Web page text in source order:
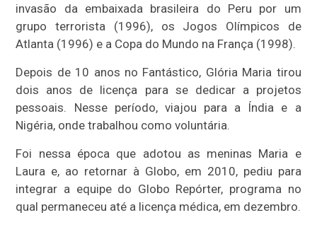
invasão da embaixada brasileira do Peru por um
grupo terrorista (1996), os Jogos Olímpicos de
Atlanta (1996) e a Copa do Mundo na França (1998).
Depois de 10 anos no Fantástico, Glória Maria tirou
dois anos de licença para se dedicar a projetos
pessoais. Nesse período, viajou para a Índia e a
Nigéria, onde trabalhou como voluntária.
Foi nessa época que adotou as meninas Maria e
Laura e, ao retornar à Globo, em 2010, pediu para
integrar a equipe do Globo Repórter, programa no
qual permaneceu até a licença médica, em dezembro.